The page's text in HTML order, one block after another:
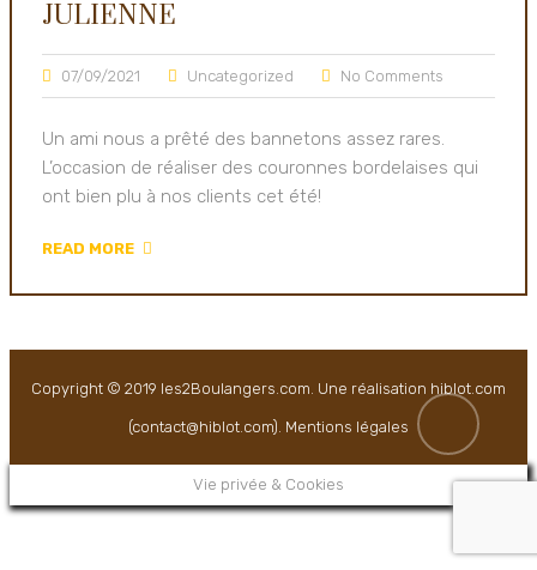
JULIENNE
07/09/2021 Uncategorized No Comments
Un ami nous a prêté des bannetons assez rares.
L’occasion de réaliser des couronnes bordelaises qui
ont bien plu à nos clients cet été!
READ MORE
Copyright © 2019 les2Boulangers.com. Une réalisation hiblot.com
(contact@hiblot.com). Mentions légales
Vie privée & Cookies